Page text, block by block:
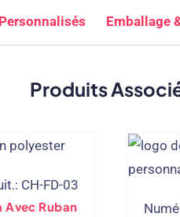
Emballage
Produits
CH-FD-03
Avec Ruban